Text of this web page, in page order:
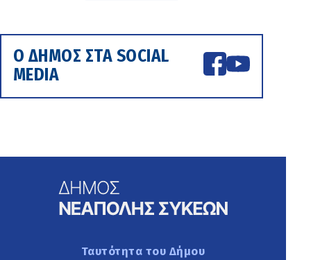
Ο ΔΗΜΟΣ ΣΤΑ SOCIAL
MEDIA
Ταυτότητα του Δήμου